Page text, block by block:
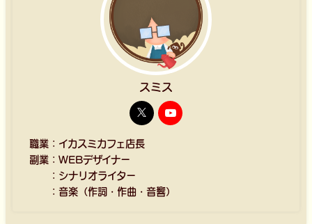
スミス
職業：イカスミカフェ店長
副業：WEBデザイナー
：シナリオライター
：音楽（作詞・作曲・音響）